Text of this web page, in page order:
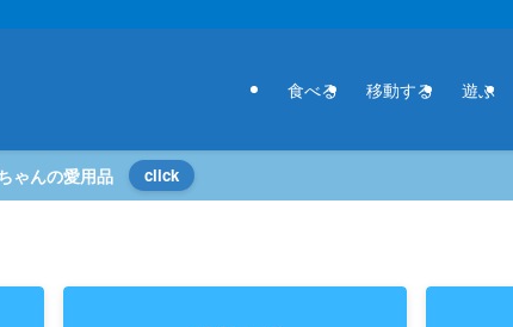
食べる 移動する 遊ぶ
ゃんの愛用品 click